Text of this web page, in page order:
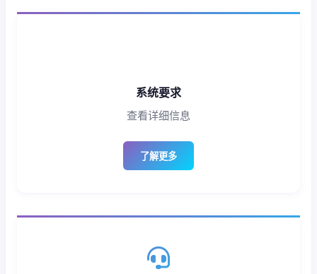
系统要求
查看详细信息
了解更多